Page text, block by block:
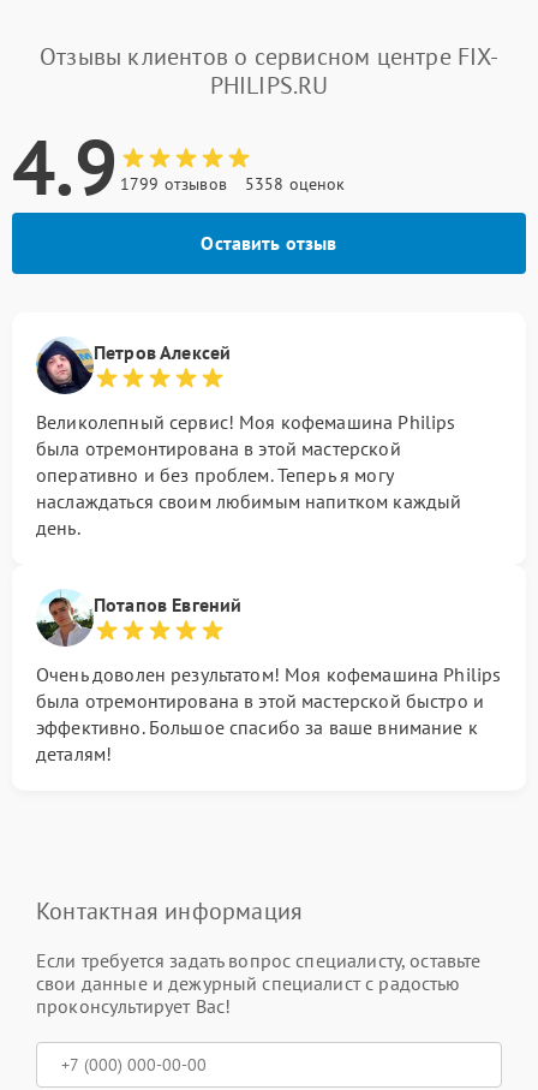
Отзывы клиентов о сервисном центре FIX-
PHILIPS.RU
4.9 1799 отзывов 5358 оценок
Оставить отзыв
Петров Алексей
Великолепный сервис! Моя кофемашина Philips
была отремонтирована в этой мастерской
оперативно и без проблем. Теперь я могу
наслаждаться своим любимым напитком каждый
день.
Потапов Евгений
Очень доволен результатом! Моя кофемашина Philips
была отремонтирована в этой мастерской быстро и
эффективно. Большое спасибо за ваше внимание к
деталям!
Контактная информация
Если требуется задать вопрос специалисту, оставьте
свои данные и дежурный специалист с радостью
проконсультирует Вас!